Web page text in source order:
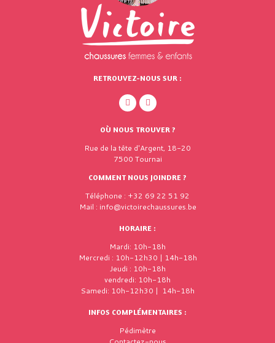
RETROUVEZ-NOUS SUR :
OÙ NOUS TROUVER ?
Rue de la tête d'Argent, 18-20
7500 Tournai
COMMENT NOUS JOINDRE ?
Téléphone : +32 69 22 51 92
Mail : info@victoirechaussures.be
HORAIRE :
Mardi: 10h-18h
Mercredi : 10h-12h30 | 14h-18h
Jeudi : 10h-18h
vendredi: 10h-18h
Samedi: 10h-12h30 | 14h-18h
INFOS COMPLÉMENTAIRES :
Pédimètre